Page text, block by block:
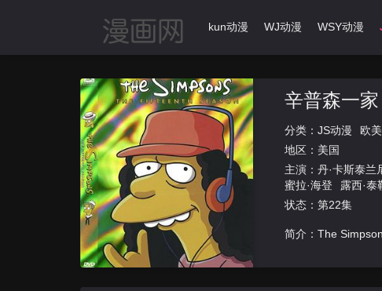
首页 动漫导航 Ikun动漫 WJ动漫 WSY动漫
辛普森一
分类： JS动漫
欧
地区： 美国
主演： 丹·卡斯泰兰
蜜拉·海登
露西·泰
拉伦塔
詹妮弗·加纳
森
托马斯·品钦
状态：第22集
简介：The